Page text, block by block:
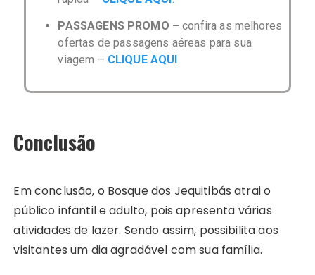
PASSAGENS PROMO –confira as melhores
ofertas de passagens aéreas para sua
viagem – CLIQUE AQUI.
Conclusão
Em conclusão, o Bosque dos Jequitibás atrai o
público infantil e adulto, pois apresenta várias
atividades de lazer. Sendo assim, possibilita aos
visitantes um dia agradável com sua família.